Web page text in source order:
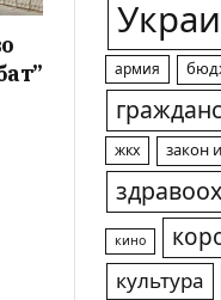
армия
жкх закон
кино
культура